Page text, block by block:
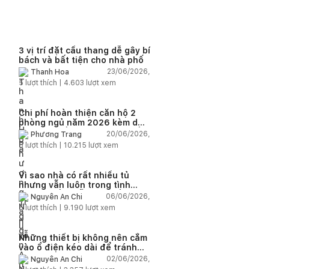
3 vị trí đặt cầu thang dễ gây bí
bách và bất tiện cho nhà phố
Thanh Hoa
23/06/2026,
5 lượt thích | 4.603 lượt xem
Chi phí hoàn thiện căn hộ 2
phòng ngủ năm 2026 kèm dự
toán chi tiết và ví dụ thực tế
Phương Trang
20/06/2026,
5 lượt thích | 10.215 lượt xem
Vì sao nhà có rất nhiều tủ
nhưng vẫn luôn trong tình
trạng thiếu chỗ chứa đồ?
Nguyễn An Chi
06/06/2026,
5lượt thích | 9.190 lượt xem
Những thiết bị không nên cắm
vào ổ điện kéo dài để tránh
quá tải và chập cháy trong
nhà
Nguyễn An Chi
02/06/2026,